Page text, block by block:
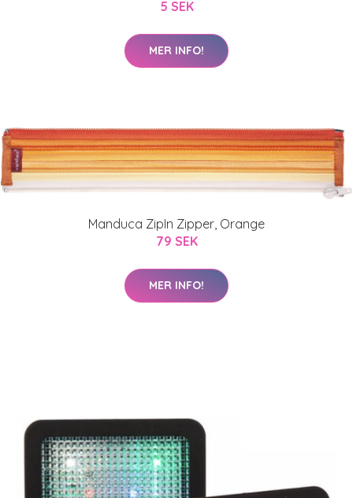
5 SEK
MER INFO!
Manduca ZipIn Zipper, Orange
79 SEK
MER INFO!